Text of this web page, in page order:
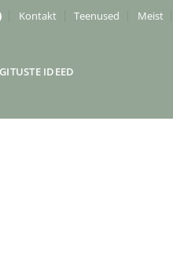
Kontakt Teenused Meist
IDEED